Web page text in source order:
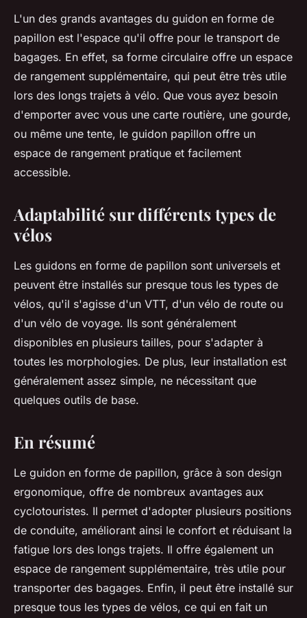
L'un des grands avantages du guidon en forme de
papillon est l'espace qu'il offre pour le transport de
bagages. En effet, sa forme circulaire offre un espace
de rangement supplémentaire, qui peut être très utile
lors des longs trajets à vélo. Que vous ayez besoin
d'emporter avec vous une carte routière, une gourde,
ou même une tente, le guidon papillon offre un
espace de rangement pratique et facilement
accessible.
Adaptabilité sur différents types de
vélos
Les guidons en forme de papillon sont universels et
peuvent être installés sur presque tous les types de
vélos, qu'il s'agisse d'un VTT, d'un vélo de route ou
d'un vélo de voyage. Ils sont généralement
disponibles en plusieurs tailles, pour s'adapter à
toutes les morphologies. De plus, leur installation est
généralement assez simple, ne nécessitant que
quelques outils de base.
En résumé
Le guidon en forme de papillon, grâce à son design
ergonomique, offre de nombreux avantages aux
cyclotouristes. Il permet d'adopter plusieurs positions
de conduite, améliorant ainsi le confort et réduisant la
fatigue lors des longs trajets. Il offre également un
espace de rangement supplémentaire, très utile pour
transporter des bagages. Enfin, il peut être installé sur
presque tous les types de vélos, ce qui en fait un